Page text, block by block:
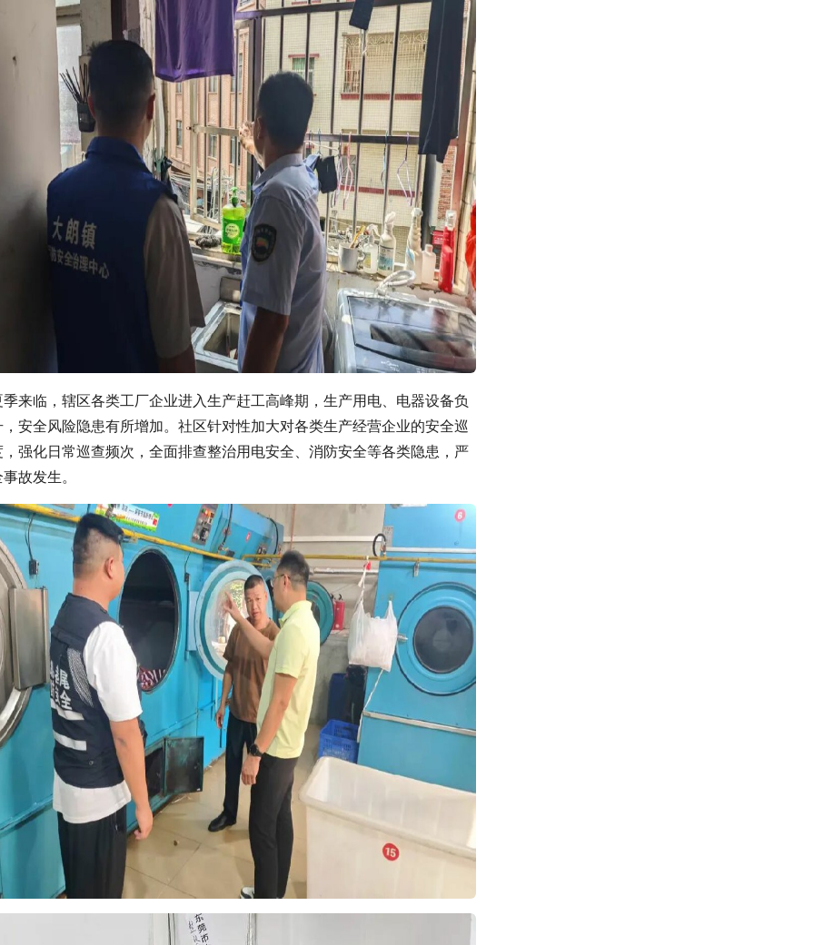
来临，辖区各类工厂企业进入生产赶工高峰期，生产用电、电器设备负
安全风险隐患有所增加。社区针对性加大对各类生产经营企业的安全巡
强化日常巡查频次，全面排查整治用电安全、消防安全等各类隐患，严
故发生。